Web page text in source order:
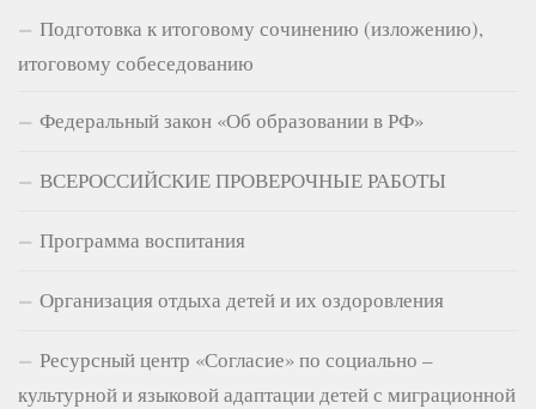
Подготовка к итоговому сочинению (изложению),
итоговому собеседованию
Федеральный закон «Об образовании в РФ»
ВСЕРОССИЙСКИЕ ПРОВЕРОЧНЫЕ РАБОТЫ
Программа воспитания
Организация отдыха детей и их оздоровления
Ресурсный центр «Согласие» по социально –
культурной и языковой адаптации детей с миграционной